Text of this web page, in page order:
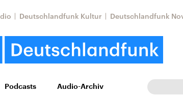
Deutschlandfunk Kultur Deutschlandfunk
Podcasts Audio-Archiv